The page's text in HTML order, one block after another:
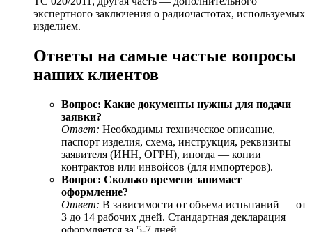
экспертного заключения о радиочастотах, используемых
изделием.
Ответы на самые частые вопросы
наших клиентов
Вопрос: Какие документы нужны для подачи
заявки?
Ответ: Необходимы техническое описание,
паспорт изделия, схема, инструкция, реквизиты
заявителя (ИНН, ОГРН), иногда — копии
контрактов или инвойсов (для импортеров).
Вопрос: Сколько времени занимает
оформление?
Ответ: В зависимости от объема испытаний — от
3 до 14 рабочих дней. Стандартная декларация
оформляется за 5-7 дней.